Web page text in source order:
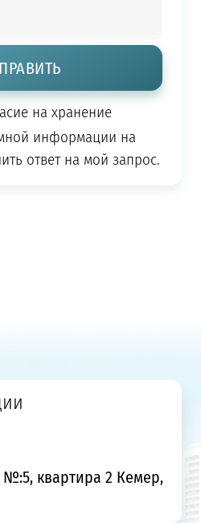
на хранение
информации на
ответ на мой запрос.
№:5, квартира 2 Кемер,